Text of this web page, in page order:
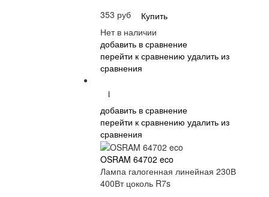
353 руб
Купить
Нет в наличии
добавить в сравнение
перейти к сравнению удалить из
сравнения
i
добавить в сравнение
перейти к сравнению удалить из
сравнения
OSRAM 64702 eco
Лампа галогенная линейная 230В
400Вт цоколь R7s